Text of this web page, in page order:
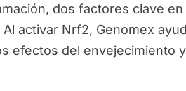
dos factores clave
activar Nrf2, Genomex
efectos del envejecimiento